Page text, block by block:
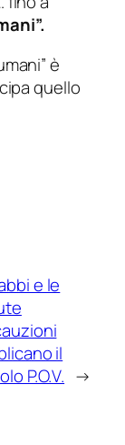
è
quello
e le
il
P.O.V. →